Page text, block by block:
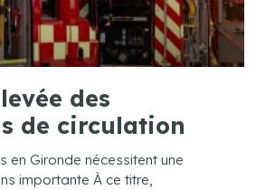
des
de circulation
en Gironde nécessitent une
importante À ce titre,